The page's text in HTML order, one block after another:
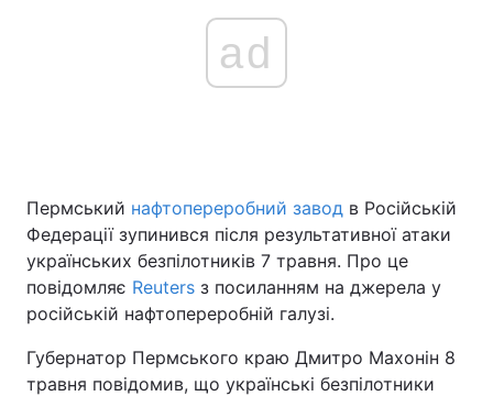
Україна Політика
Економіка Світ
Спорт Наука
Техно і зв'язок Лайт
ad
Пермський нафтопереробний завод в Російській
Федерації зупинився після результативної атаки
українських безпілотників 7 травня. Про це
повідомляє Reuters з посиланням на джерела у
російській нафтопереробній галузі.
Губернатор Пермського краю Дмитро Махонін 8
травня повідомив, що українські безпілотники